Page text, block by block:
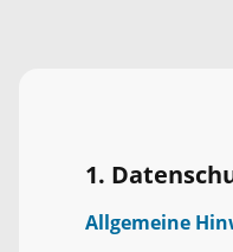
1.
Allgemeine